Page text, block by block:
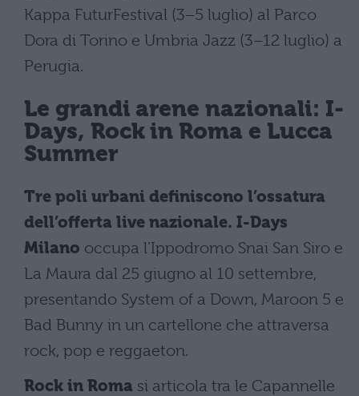
Kappa FuturFestival (3–5 luglio) al Parco
Dora di Torino e Umbria Jazz (3–12 luglio) a
Perugia.
Le grandi arene nazionali: I-
Days, Rock in Roma e Lucca
Summer
Tre poli urbani definiscono l’ossatura
dell’offerta live nazionale. I-Days
Milano occupa l’Ippodromo Snai San Siro e
La Maura dal 25 giugno al 10 settembre,
presentando System of a Down, Maroon 5 e
Bad Bunny in un cartellone che attraversa
rock, pop e reggaeton.
Rock in Roma si articola tra le Capannelle